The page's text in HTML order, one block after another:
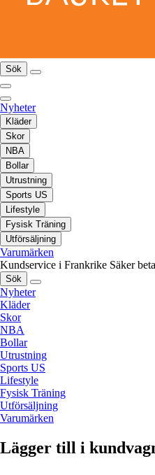
Sök
Nyheter
Kläder
Skor
NBA
Bollar
Utrustning
Sports US
Lifestyle
Fysisk Träning
Utförsäljning
Varumärken
Kundservice i Frankrike Säker
Sök
Nyheter
Kläder
Skor
NBA
Bollar
Utrustning
Sports US
Lifestyle
Fysisk Träning
Utförsäljning
Varumärken
Lägger till i